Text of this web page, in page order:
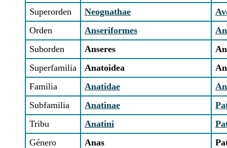
Superorden
Neognathae
Orden
Anseriformes
Suborden
Anseres
Superfamilia
Anatoidea
Familia
Anatidae
Subfamilia
Anatinae
Tribu
Anatini
Género
Anas